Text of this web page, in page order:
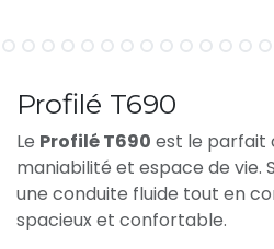
Profilé T690
Le Profilé T690 est le parfait
maniabilité et espace de vie.
une conduite fluide tout en
spacieux et confortable.